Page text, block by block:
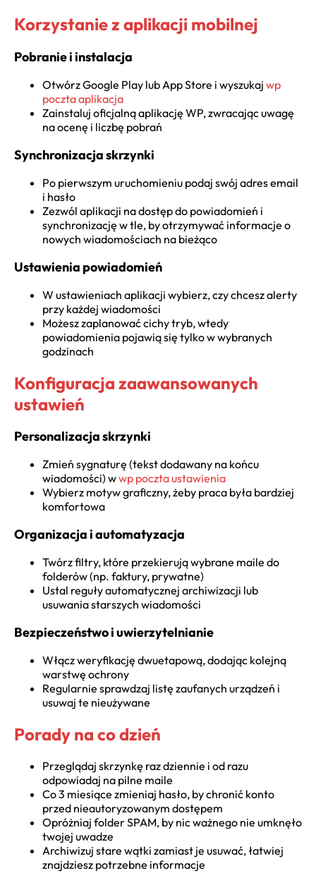
Korzystanie z aplikacji mobilnej
Pobranie i instalacja
Otwórz Google Play lub App Store i wyszukaj wp
poczta aplikacja
Zainstaluj oficjalną aplikację WP, zwracając uwagę
na ocenę i liczbę pobrań
Synchronizacja skrzynki
Po pierwszym uruchomieniu podaj swój adres email
i hasło
Zezwól aplikacji na dostęp do powiadomień i
synchronizację w tle, by otrzymywać informacje o
nowych wiadomościach na bieżąco
Ustawienia powiadomień
W ustawieniach aplikacji wybierz, czy chcesz alerty
przy każdej wiadomości
Możesz zaplanować cichy tryb, wtedy
powiadomienia pojawią się tylko w wybranych
godzinach
Konfiguracja zaawansowanych
ustawień
Personalizacja skrzynki
Zmień sygnaturę (tekst dodawany na końcu
wiadomości) wwp poczta ustawienia
Wybierz motyw graficzny, żeby praca była bardziej
komfortowa
Organizacja i automatyzacja
Twórz filtry, które przekierują wybrane maile do
folderów (np. faktury, prywatne)
Ustal reguły automatycznej archiwizacji lub
usuwania starszych wiadomości
Bezpieczeństwo i uwierzytelnianie
Włącz weryfikację dwuetapową, dodając kolejną
warstwę ochrony
Regularnie sprawdzaj listę zaufanych urządzeń i
usuwaj te nieużywane
Porady na co dzień
Przeglądaj skrzynkę raz dziennie i od razu
odpowiadaj na pilne maile
Co 3 miesiące zmieniaj hasło, by chronić konto
przed nieautoryzowanym dostępem
Opróżniaj folder SPAM, by nic ważnego nie umknęło
twojej uwadze
Archiwizuj stare wątki zamiast je usuwać, łatwiej
znajdziesz potrzebne informacje